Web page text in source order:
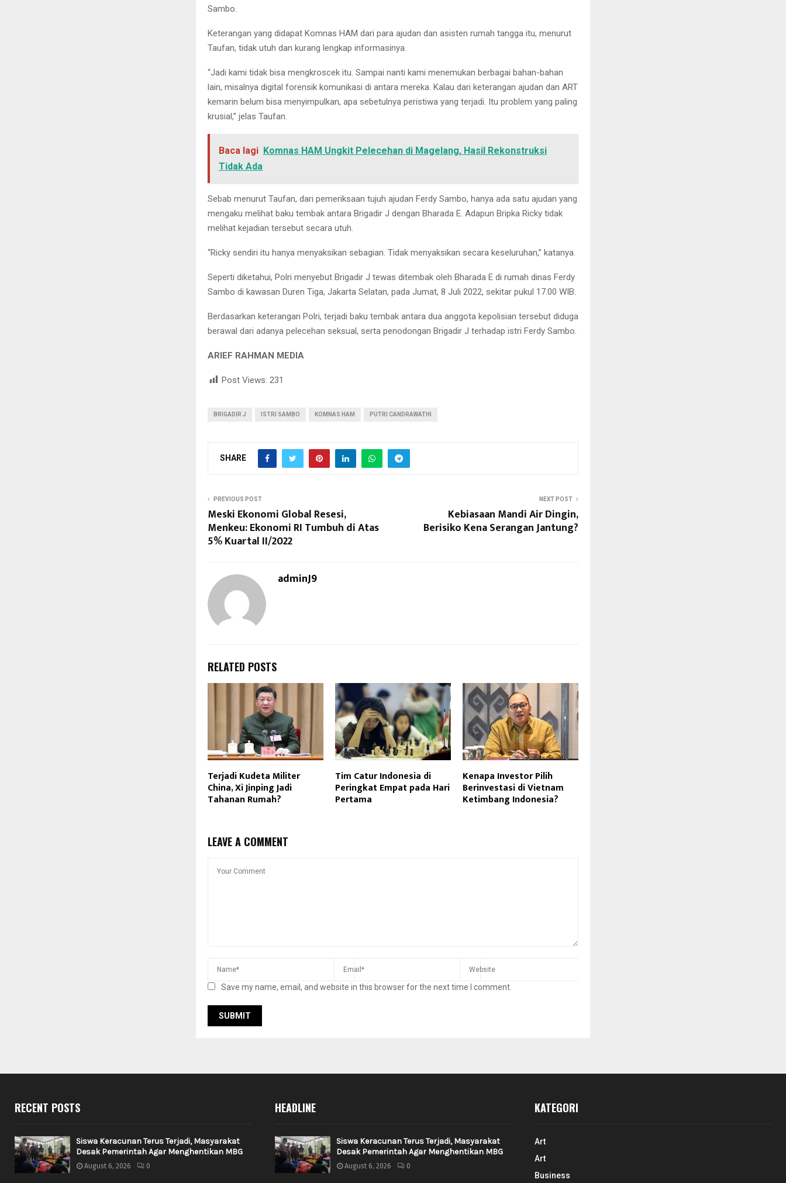
Sambo.
Keterangan yang didapat Komnas HAM dari para ajudan dan asisten rumah tangga itu, menurut
Taufan, tidak utuh dan kurang lengkap informasinya.
“Jadi kami tidak bisa mengkroscek itu. Sampai nanti kami menemukan berbagai bahan-bahan
lain, misalnya digital forensik komunikasi di antara mereka. Kalau dari keterangan ajudan dan ART
kemarin belum bisa menyimpulkan, apa sebetulnya peristiwa yang terjadi. Itu problem yang paling
krusial,” jelas Taufan.
Baca lagi Komnas HAM Ungkit Pelecehan di Magelang, Hasil Rekonstruksi
Tidak Ada
Sebab menurut Taufan, dari pemeriksaan tujuh ajudan Ferdy Sambo, hanya ada satu ajudan yang
mengaku melihat baku tembak antara Brigadir J dengan Bharada E. Adapun Bripka Ricky tidak
melihat kejadian tersebut secara utuh.
“Ricky sendiri itu hanya menyaksikan sebagian. Tidak menyaksikan secara keseluruhan,” katanya.
Seperti diketahui, Polri menyebut Brigadir J tewas ditembak oleh Bharada E di rumah dinas Ferdy
Sambo di kawasan Duren Tiga, Jakarta Selatan, pada Jumat, 8 Juli 2022, sekitar pukul 17.00 WIB.
Berdasarkan keterangan Polri, terjadi baku tembak antara dua anggota kepolisian tersebut diduga
berawal dari adanya pelecehan seksual, serta penodongan Brigadir J terhadap istri Ferdy Sambo.
ARIEF RAHMAN MEDIA
Post Views: 231
BRIGADIR J ISTRI SAMBO KOMNAS HAM PUTRI CANDRAWATHI
SHARE
PREVIOUS POST
Meski Ekonomi Global Resesi,
Menkeu: Ekonomi RI Tumbuh di Atas
5% Kuartal II/2022
NEXT POST
Kebiasaan Mandi Air Dingin,
Berisiko Kena Serangan Jantung?
adminJ9
RELATED POSTS
Terjadi Kudeta Militer
China, Xi Jinping Jadi
Tahanan Rumah?
Tim Catur Indonesia di
Peringkat Empat pada Hari
Pertama
Kenapa Investor Pilih
Berinvestasi di Vietnam
Ketimbang Indonesia?
LEAVE A COMMENT
Save my name, email, and website in this browser for the next time I comment.
RECENT POSTS
Siswa Keracunan Terus Terjadi, Masyarakat
Desak Pemerintah Agar Menghentikan MBG
August 6, 2026 0
HEADLINE
Siswa Keracunan Terus Terjadi, Masyarakat
Desak Pemerintah Agar Menghentikan MBG
August 6, 2026 0
KATEGORI
Art
Art
Business